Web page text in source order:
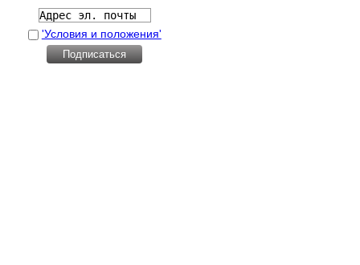
'Условия и положения'